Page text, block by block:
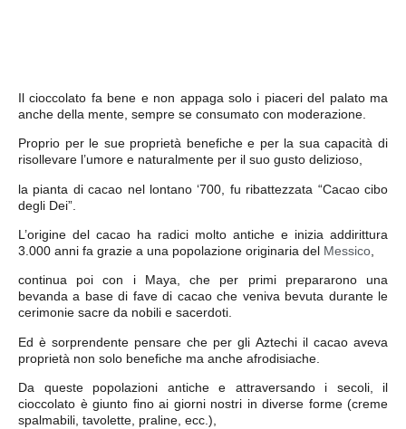
Il cioccolato fa bene e non appaga solo i piaceri del palatoma
anche della mente , sempre se consumato con moderazione.
Proprio perle sue proprietà benefichee per la sua capacità di
risollevare l’umore e naturalmente per il suo gusto delizioso,
la pianta di cacao nel lontano ‘700 , fu ribattezzata “Cacao cibo
degli Dei”
L’origine del cacao ha radici molto antiche e inizia addirittura
3.000 anni fa grazie a una popolazione originaria del Messico
continua poi con i Maya, che per primi prepararono una
bevanda a base di fave di cacaoche veniva bevuta durante le
cerimonie sacre da nobili e sacerdoti.
Ed è sorprendente pensare che per gli Aztechi il cacao aveva
proprietà non solo benefiche ma anche afrodisiache
Da queste popolazioni antiche e attraversando i secoli, il
cioccolato è giunto fino ai giorni nostri in diverse forme (creme
spalmabili, tavolette, praline, ecc.),